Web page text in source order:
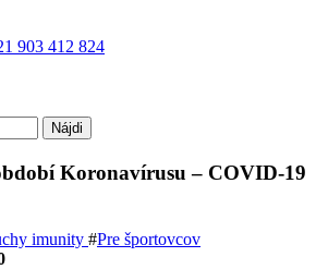
903 412 824
Koronavírusu – COVID-19
imunity #Pre športovcov